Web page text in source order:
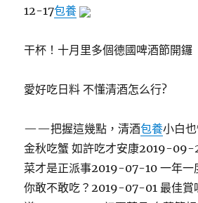
12-17包養
干杯！十月里多個德國啤酒節開鑼
愛好吃日料 不懂清酒怎么行?
——把握這幾點，清酒包養小白
金秋吃蟹 如許吃才安康2019-09-
菜才是正派事2019-07-10 一年一
你敢不敢吃？2019-07-01 最佳賞